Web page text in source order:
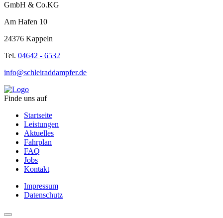
GmbH & Co.KG
Am Hafen 10
24376 Kappeln
Tel. 04642 - 6532
info@schleiraddampfer.de
Finde uns auf
Startseite
Leistungen
Aktuelles
Fahrplan
FAQ
Jobs
Kontakt
Impressum
Datenschutz